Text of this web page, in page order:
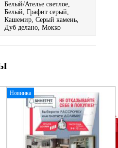
Белый/Ателье светлое,
Белый, Графит серый,
Кашемир, Серый камень,
Дуб делано, Мокко
Новинка